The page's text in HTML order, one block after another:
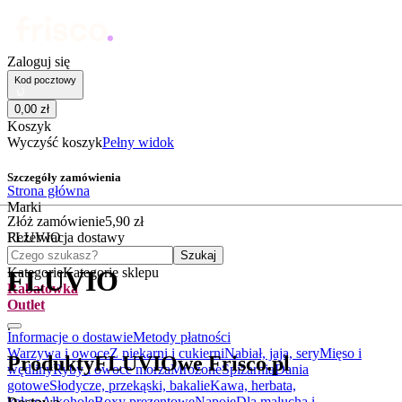
Zaloguj się
Kod pocztowy
0,00 zł
Koszyk
Wyczyść koszykPełny widok
Szczegóły zamówienia
Złóż zamówienie5,90 zł
Rezerwacja dostawy
Czego szukasz?
Szukaj
KategorieKategorie sklepu
Rabatówka
Outlet
Informacje o dostawieMetody płatności
Warzywa i owoceZ piekarni i cukierniNabiał, jaja, seryMięso i
wędlinyRyby i owoce morzaMrożoneSpiżarniaDania
gotoweSłodycze, przekąski, bakalieKawa, herbata,
Strona główna
Marki
FLUVIO
FLUVIO
.
ProduktyFLUVIOwe Frisco.pl